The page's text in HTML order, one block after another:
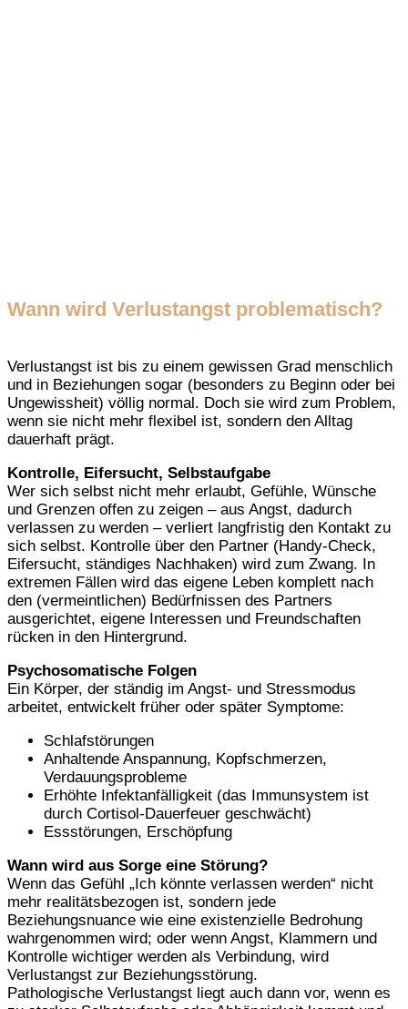
Wann wird Verlustangst problematisch?
Verlustangst ist bis zu einem gewissen Grad menschlich
und in Beziehungen sogar (besonders zu Beginn oder bei
Ungewissheit) völlig normal. Doch sie wird zum Problem,
wenn sie nicht mehr flexibel ist, sondern den Alltag
dauerhaft prägt.
Kontrolle, Eifersucht, Selbstaufgabe
Wer sich selbst nicht mehr erlaubt, Gefühle, Wünsche
und Grenzen offen zu zeigen – aus Angst, dadurch
verlassen zu werden – verliert langfristig den Kontakt zu
sich selbst. Kontrolle über den Partner (Handy-Check,
Eifersucht, ständiges Nachhaken) wird zum Zwang. In
extremen Fällen wird das eigene Leben komplett nach
den (vermeintlichen) Bedürfnissen des Partners
ausgerichtet, eigene Interessen und Freundschaften
rücken in den Hintergrund.
Psychosomatische Folgen
Ein Körper, der ständig im Angst- und Stressmodus
arbeitet, entwickelt früher oder später Symptome:
Schlafstörungen
Anhaltende Anspannung, Kopfschmerzen,
Verdauungsprobleme
Erhöhte Infektanfälligkeit (das Immunsystem ist
durch Cortisol-Dauerfeuer geschwächt)
Essstörungen, Erschöpfung
Wann wird aus Sorge eine Störung?
Wenn das Gefühl „Ich könnte verlassen werden“ nicht
mehr realitätsbezogen ist, sondern jede
Beziehungsnuance wie eine existenzielle Bedrohung
wahrgenommen wird; oder wenn Angst, Klammern und
Kontrolle wichtiger werden als Verbindung, wird
Verlustangst zur Beziehungsstörung.
Pathologische Verlustangst liegt auch dann vor, wenn es